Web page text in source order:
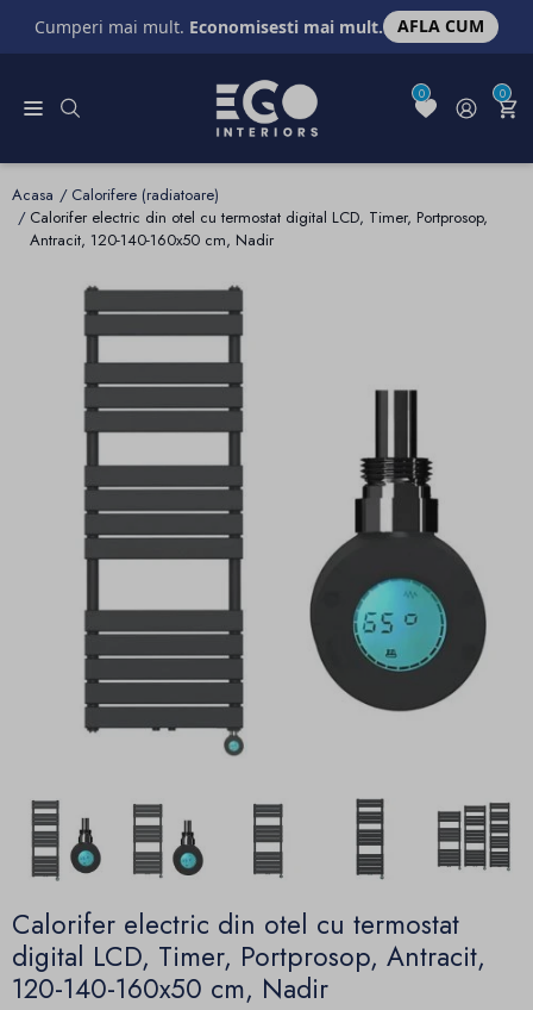
Cumperi mai mult. Economisesti mai mult. AFLA CUM
0 0
Acasa
Calorifere (radiatoare)
Calorifer electric din otel cu termostat digital LCD, Timer, Portprosop,
Antracit, 120-140-160x50 cm, Nadir
Calorifer electric din otel cu termostat
digital LCD, Timer, Portprosop, Antracit,
120-140-160x50 cm, Nadir